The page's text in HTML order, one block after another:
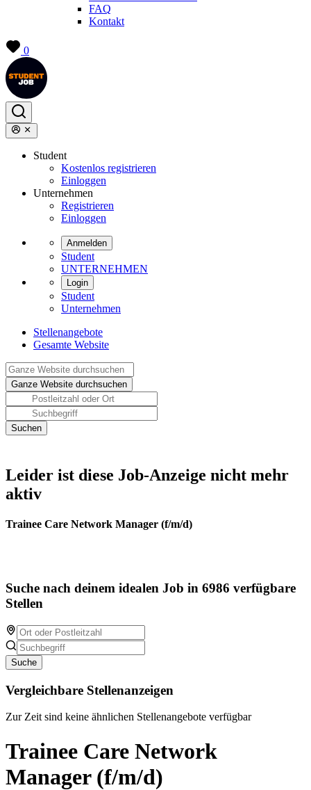
FAQ
Kontakt
0
Student
Kostenlos registrieren
Einloggen
Unternehmen
Registrieren
Einloggen
Anmelden
Student
UNTERNEHMEN
Login
Student
Unternehmen
Stellenangebote
Gesamte Website
Leider ist diese Job-Anzeige nicht mehr
aktiv
Trainee Care Network Manager (f/m/d)
Suche nach deinem idealen Job in 6986 verfügbare
Stellen
Suche
Vergleichbare Stellenanzeigen
Zur Zeit sind keine ähnlichen Stellenangebote verfügbar
Trainee Care Network
Manager (f/m/d)